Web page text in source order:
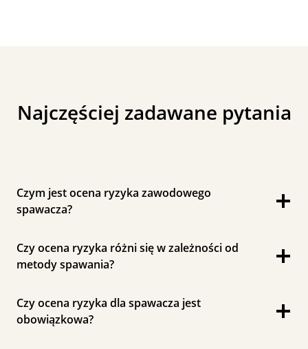
Najczęściej zadawane pytania
Czym jest ocena ryzyka zawodowego
spawacza?
Czy ocena ryzyka różni się w zależności od
metody spawania?
Czy ocena ryzyka dla spawacza jest
obowiązkowa?